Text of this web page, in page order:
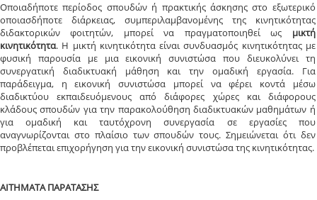
Οποιαδήποτε περίοδος σπουδών ή πρακτικής άσκησης στο εξωτερικό
οποιασδήποτε διάρκειας, συμπεριλαμβανομένης της κινητικότητας
διδακτορικών φοιτητών, μπορεί να πραγματοποιηθεί ως μικτή
κινητικότητα. Η μικτή κινητικότητα είναι συνδυασμός κινητικότητας με
φυσική παρουσία με μια εικονική συνιστώσα που διευκολύνει τη
συνεργατική διαδικτυακή μάθηση και την ομαδική εργασία. Για
παράδειγμα, η εικονική συνιστώσα μπορεί να φέρει κοντά μέσω
διαδικτύου εκπαιδευόμενους από διάφορες χώρες και διάφορους
κλάδους σπουδών για την παρακολούθηση διαδικτυακών μαθημάτων ή
για ομαδική και ταυτόχρονη συνεργασία σε εργασίες που
αναγνωρίζονται στο πλαίσιο των σπουδών τους. Σημειώνεται ότι δεν
προβλέπεται επιχορήγηση για την εικονική συνιστώσα της κινητικότητας.
ΑΙΤΗΜΑΤΑ ΠΑΡΑΤΑΣΗΣ